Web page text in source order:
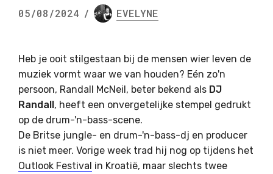
05/08/2024 / EVELYNE
Heb je ooit stilgestaan ​​bij de mensen wier leven de
muziek vormt waar we van houden? Eén zo'n
persoon, Randall McNeil, beter bekend als DJ
Randall, heeft een onvergetelijke stempel gedrukt
op de drum-'n-bass-scene.
De Britse jungle- en drum-'n-bass-dj en producer
is niet meer. Vorige week trad hij nog op tijdens het
Outlook Festival in Kroatië, maar slechts twee